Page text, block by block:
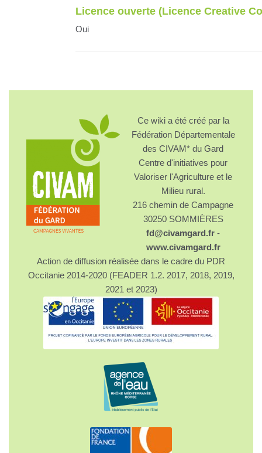
Licence ouverte (Licence Creative
Oui
Ce wiki a été créé par la
Fédération Départementale
des CIVAM* du Gard
Centre d'initiatives pour
Valoriser l'Agriculture et le
Milieu rural.
216 chemin de Campagne
30250 SOMMIÈRES
fd@civamgard.fr -
www.civamgard.fr
Action de diffusion réalisée dans le cadre du PDR
Occitanie 2014-2020 (FEADER 1.2. 2017, 2018, 2019,
2021 et 2023)